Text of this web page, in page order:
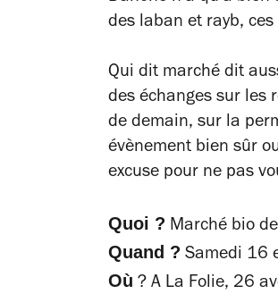
des laban et rayb,
Qui dit marché dit
des échanges sur les
de demain, sur la
évènement bien sûr
excuse pour ne pas
Quoi ? Marché bio
Quand ? Samedi 16
Où ? A La Folie, 26